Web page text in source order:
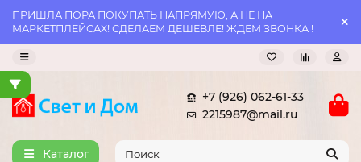
ПРИШЛА ПОРА ПОКУПАТЬ НАПРЯМУЮ, А НЕ НА
МАРКЕТПЛЕЙСАХ! СДЕЛАЕМ ДЕШЕВЛЕ! ЖДЕМ ЗВОНКА !
+7 (926) 062-61-33
2215987@mail.ru
Каталог